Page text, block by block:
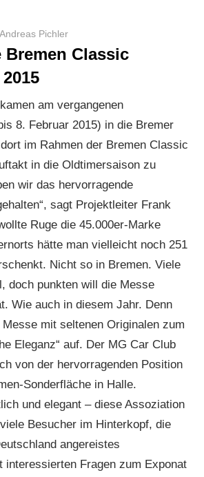
Andreas Pichler
Bremen Classic
am vergangenen
8. Februar 2015) in die Bremer
im Rahmen der Bremen Classic
in die Oldtimersaison zu
wir das hervorragende
sagt Projektleiter Frank
Ruge die 45.000er-Marke
hätte man vielleicht noch 251
Nicht so in Bremen. Viele
doch punkten will die Messe
Wie auch in diesem Jahr. Denn
mit seltenen Originalen zum
Eleganz“ auf. Der MG Car Club
von der hervorragenden Position
Sonderfläche in Halle.
und elegant – diese Assoziation
Besucher im Hinterkopf, die
angereistes
interessierten Fragen zum Exponat